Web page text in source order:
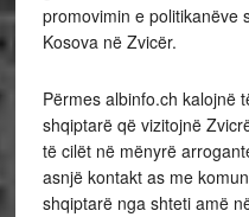
promovimin e politikanëve
Kosova në Zvicër.
Përmes albinfo.ch kalojnë
shqiptarë që vizitojnë
të cilët në mënyrë
asnjë kontakt as me
shqiptarë nga shteti amë